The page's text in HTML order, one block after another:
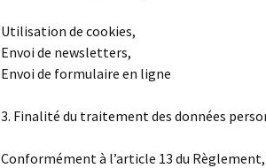
Utilisation de cookies,
Envoi de newsletters,
Envoi de formulaire en ligne
3. Finalité du traitement des données
Conformément à l’article 13 du